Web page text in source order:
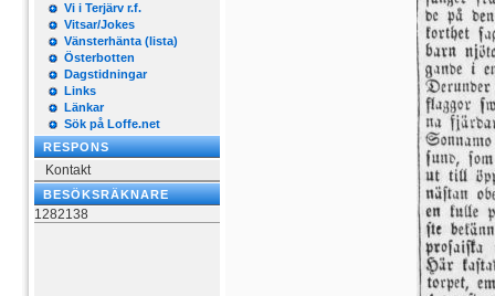
Vi i Terjärv r.f.
Vitsar/Jokes
Vänsterhänta (lista)
Österbotten
Dagstidningar
Links
Länkar
Sök på Loffe.net
RESPONS
Kontakt
BESÖKSRÄKNARE
1282138